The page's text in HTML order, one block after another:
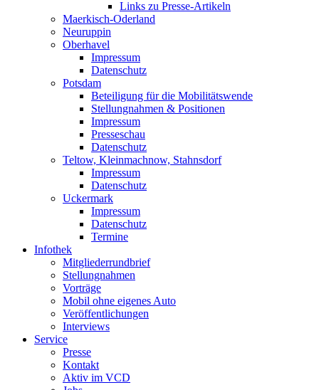
Links zu Presse-Artikeln
Maerkisch-Oderland
Neuruppin
Oberhavel
Impressum
Datenschutz
Potsdam
Beteiligung für die Mobilitätswende
Stellungnahmen & Positionen
Impressum
Presseschau
Datenschutz
Teltow, Kleinmachnow, Stahnsdorf
Impressum
Datenschutz
Uckermark
Impressum
Datenschutz
Termine
Infothek
Mitgliederrundbrief
Stellungnahmen
Vorträge
Mobil ohne eigenes Auto
Veröffentlichungen
Interviews
Service
Presse
Kontakt
Aktiv im VCD